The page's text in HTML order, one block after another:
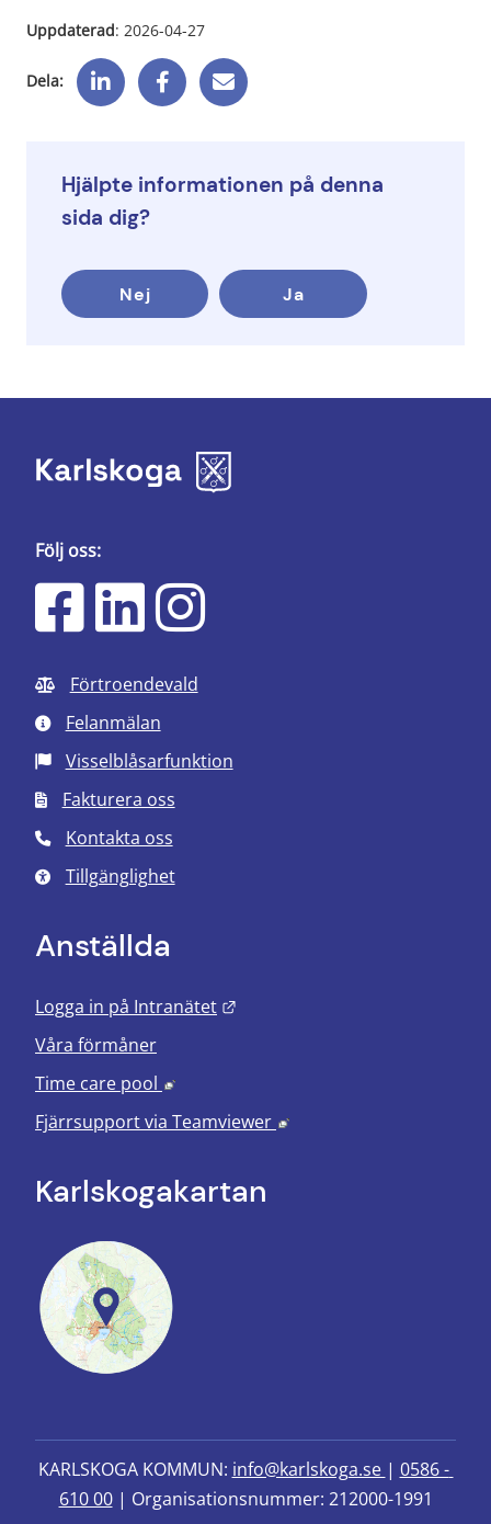
Uppdaterad: 2026-04-27
Dela:
Hjälpte informationen på denna
sida dig?
Nej Ja
Följ oss:
Förtroendevald
Felanmälan
Visselblåsarfunktion
Fakturera oss
Kontakta oss
Tillgänglighet
Anställda
Logga in på Intranätet
Våra förmåner
Time care pool
Länk till annan webbplats, öppnas i
Fjärrsupport via Teamviewer Länk till annan
Karlskoga­kartan
KARLSKOGA KOMMUN: info@karlskoga.se | 0586 -
610 00 | Organisationsnummer: 212000-1991